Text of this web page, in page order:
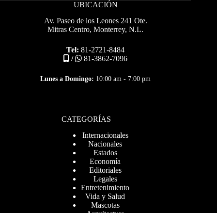
UBICACIÓN
Av. Paseo de los Leones 241 Ote.
Mitras Centro, Monterrey, N.L.
Tel: 81-2721-8484
/
81-3862-7096
Lunes a Domingo: 10:00 am - 7:00 pm
CATEGORÍAS
Internacionales
Nacionales
Estados
Economía
Editoriales
Legales
Entretenimiento
Vida y Salud
Mascotas